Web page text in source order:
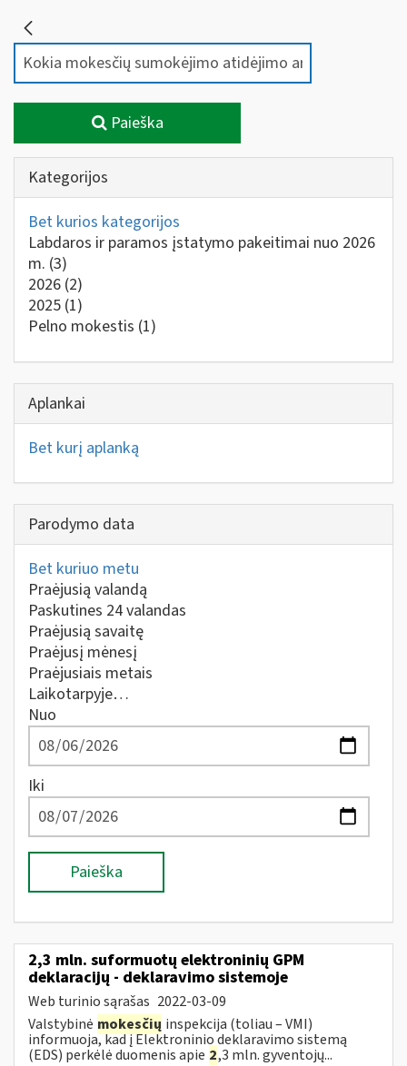
Paieška
Kategorijos
Bet kurios kategorijos
Labdaros ir paramos įstatymo pakeitimai nuo 2026
m. (3)
2026 (2)
2025 (1)
Pelno mokestis (1)
Aplankai
Bet kurį aplanką
Parodymo data
Bet kuriuo metu
Praėjusią valandą
Paskutines 24 valandas
Praėjusią savaitę
Praėjusį mėnesį
Praėjusiais metais
Laikotarpyje…
Nuo
Iki
Paieška
2,3 mln. suformuotų elektroninių GPM
deklaracijų - deklaravimo sistemoje
Web turinio sąrašas 2022-03-09
Valstybinė mokesčių inspekcija (toliau – VMI)
informuoja, kad į Elektroninio deklaravimo sistemą
(EDS) perkėlė duomenis apie 2,3 mln. gyventojų...